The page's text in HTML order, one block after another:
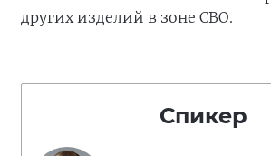
других изделий в зоне СВО.
Спикер